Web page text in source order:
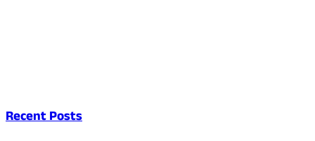
Recent Posts